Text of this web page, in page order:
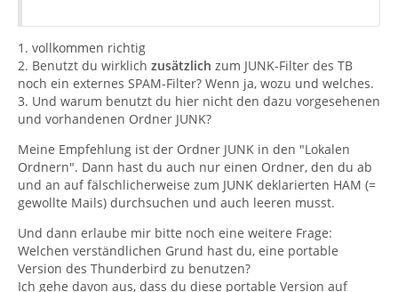
1. vollkommen richtig
2. Benutzt du wirklich zusätzlich zum JUNK-Filter des TB
noch ein externes SPAM-Filter? Wenn ja, wozu und welches.
3. Und warum benutzt du hier nicht den dazu vorgesehenen
und vorhandenen Ordner JUNK?
Meine Empfehlung ist der Ordner JUNK in den "Lokalen
Ordnern". Dann hast du auch nur einen Ordner, den du ab
und an auf fälschlicherweise zum JUNK deklarierten HAM (=
gewollte Mails) durchsuchen und auch leeren musst.
Und dann erlaube mir bitte noch eine weitere Frage:
Welchen verständlichen Grund hast du, eine portable
Version des Thunderbird zu benutzen?
Ich gehe davon aus, dass du diese portable Version auf